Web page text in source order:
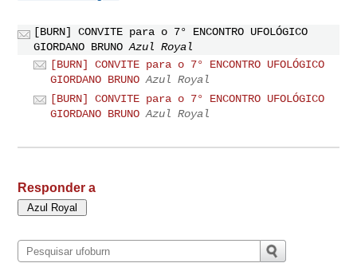
[BURN] CONVITE para o 7° ENCONTRO UFOLÓGICO
GIORDANO BRUNO Azul Royal
[BURN] CONVITE para o 7° ENCONTRO UFOLÓGICO
GIORDANO BRUNO Azul Royal
[BURN] CONVITE para o 7° ENCONTRO UFOLÓGICO
GIORDANO BRUNO Azul Royal
Responder a